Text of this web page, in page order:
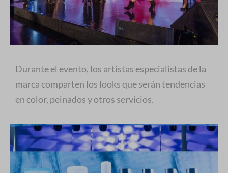
Durante el evento, los artistas especialistas de la
marca comparten los looks que serán tendencias
en color, peinados y otros servicios.